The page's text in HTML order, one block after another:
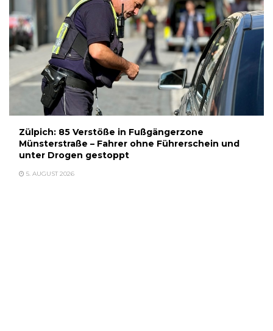
Zülpich: 85 Verstöße in Fußgängerzone
Münsterstraße – Fahrer ohne Führerschein und
unter Drogen gestoppt
5. AUGUST 2026